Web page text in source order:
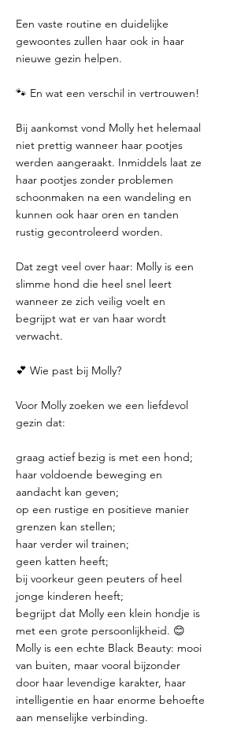
Een vaste routine en duidelijke
gewoontes zullen haar ook in haar
nieuwe gezin helpen.
🐾 En wat een verschil in vertrouwen!
Bij aankomst vond Molly het helemaal
niet prettig wanneer haar pootjes
werden aangeraakt. Inmiddels laat ze
haar pootjes zonder problemen
schoonmaken na een wandeling en
kunnen ook haar oren en tanden
rustig gecontroleerd worden.
Dat zegt veel over haar: Molly is een
slimme hond die heel snel leert
wanneer ze zich veilig voelt en
begrijpt wat er van haar wordt
verwacht.
💕 Wie past bij Molly?
Voor Molly zoeken we een liefdevol
gezin dat:
graag actief bezig is met een hond;
haar voldoende beweging en
aandacht kan geven;
op een rustige en positieve manier
grenzen kan stellen;
haar verder wil trainen;
geen katten heeft;
bij voorkeur geen peuters of heel
jonge kinderen heeft;
begrijpt dat Molly een klein hondje is
met een grote persoonlijkheid. 😊
Molly is een echte Black Beauty: mooi
van buiten, maar vooral bijzonder
door haar levendige karakter, haar
intelligentie en haar enorme behoefte
aan menselijke verbinding.